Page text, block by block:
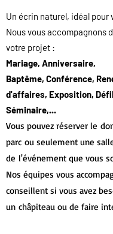
Un écrin naturel, idéal pour
Nous vous accompagnons
votre projet :
Mariage, Anniversaire,
Baptême, Conférence,
d'affaires, Exposition,
Séminaire,...
Vous pouvez réserver le
parc ou seulement une
de l'événement que vous
Nos équipes vous
conseillent si vous avez
un châpiteau ou de faire